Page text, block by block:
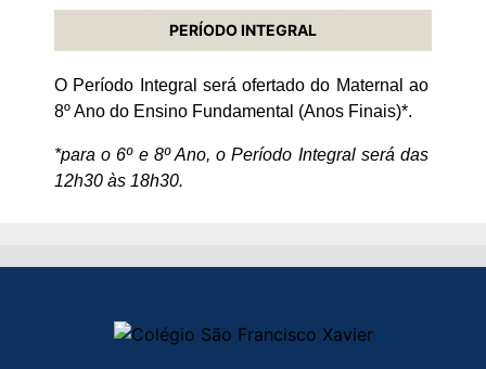
PERÍODO INTEGRAL
O Período Integral será ofertado do Maternal ao
8º Ano do Ensino Fundamental (Anos Finais)*.
*para o 6º e 8º Ano, o Período Integral será das
12h30 às 18h30.